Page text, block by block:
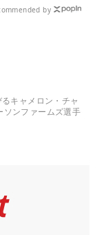
by
キャメロン・チャ
ソンファームズ選手